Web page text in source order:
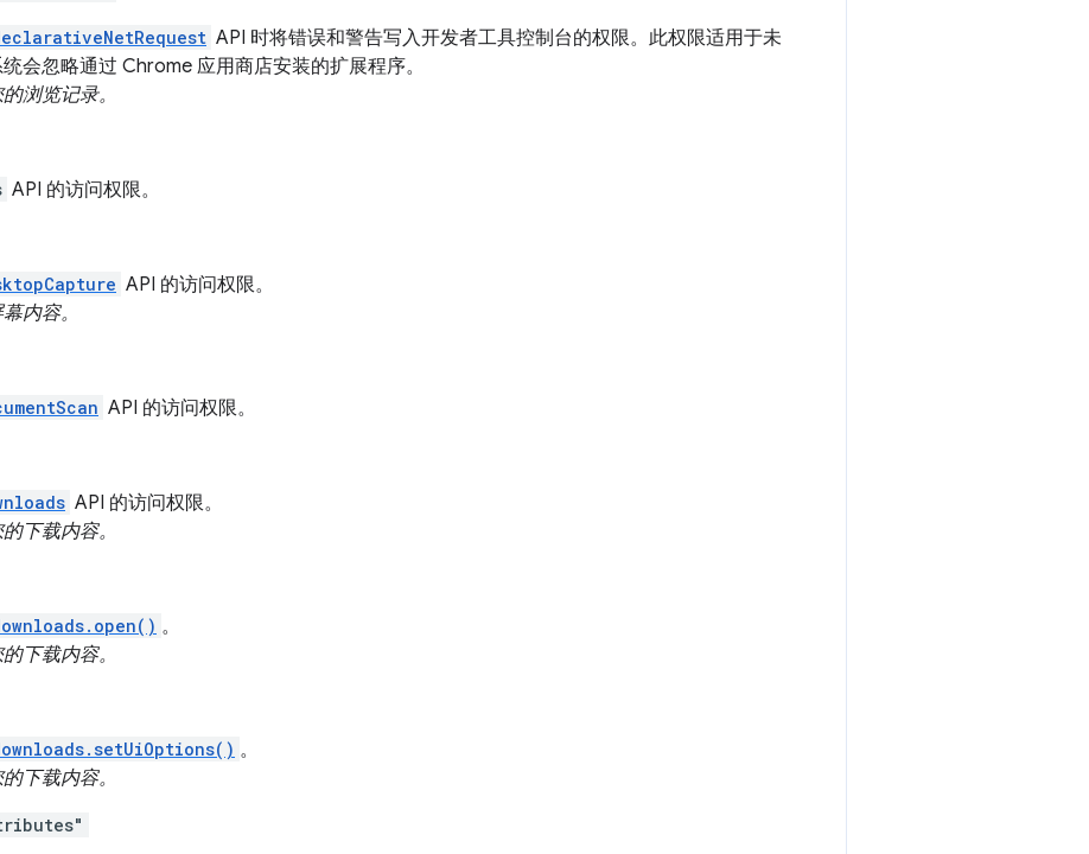
API 时将错误和警告写入开发者工具控制台的权限。此权限适用于未
会忽略通过 Chrome 应用商店安装的扩展程序。
浏览记录。
API 的访问权限。
API 的访问权限。
内容。
API 的访问权限。
API 的访问权限。
下载内容。
。
下载内容。
。
下载内容。